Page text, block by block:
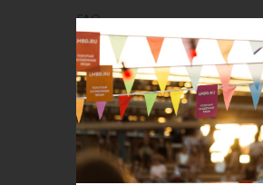
FAQ
Требования к фотографиям
Обратная связь
Соглашение об оказании услуг
Правила сайта
Оферта для продавцов